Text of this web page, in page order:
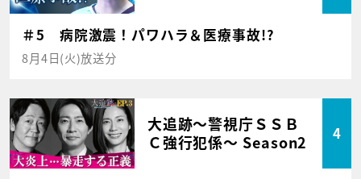
＃5 病院激震！パワハラ＆医療事故!?
8月4日(火)放送分
大追跡～警視庁ＳＳＢ
Ｃ強行犯係～ Season2
4